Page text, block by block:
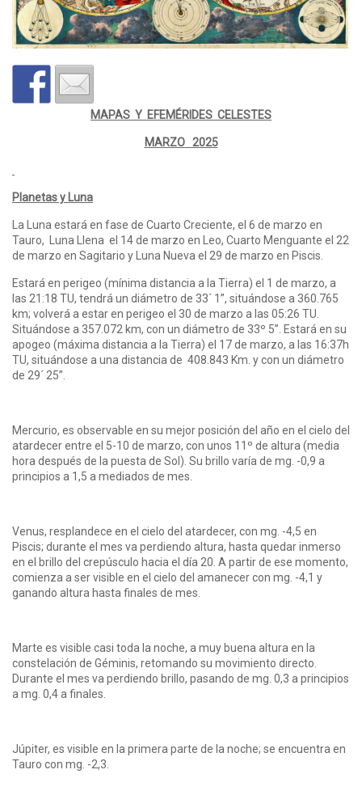
MAPAS Y EFEMÉRIDES CELESTES
MARZO 2025
Planetas y Luna
La Luna estará en fase de Cuarto Creciente, el 6 de marzo en
Tauro, Luna Llena el 14 de marzo en Leo, Cuarto Menguante el 22
de marzo en Sagitario y Luna Nueva el 29 de marzo en Piscis.
Estará en perigeo (mínima distancia a la Tierra) el 1 de marzo, a
las 21:18 TU, tendrá un diámetro de 33´ 1”, situándose a 360.765
km; volverá a estar en perigeo el 30 de marzo a las 05:26 TU.
Situándose a 357.072 km, con un diámetro de 33º 5”. Estará en su
apogeo (máxima distancia a la Tierra) el 17 de marzo, a las 16:37h
TU, situándose a una distancia de 408.843 Km. y con un diámetro
de 29´ 25”.
Mercurio, es observable en su mejor posición del año en el cielo del
atardecer entre el 5-10 de marzo, con unos 11º de altura (media
hora después de la puesta de Sol). Su brillo varía de mg. -0,9 a
principios a 1,5 a mediados de mes.
Venus, resplandece en el cielo del atardecer, con mg. -4,5 en
Piscis; durante el mes va perdiendo altura, hasta quedar inmerso
en el brillo del crepúsculo hacia el día 20. A partir de ese momento,
comienza a ser visible en el cielo del amanecer con mg. -4,1 y
ganando altura hasta finales de mes.
Marte es visible casi toda la noche, a muy buena altura en la
constelación de Géminis, retomando su movimiento directo.
Durante el mes va perdiendo brillo, pasando de mg. 0,3 a principios
a mg. 0,4 a finales.
Júpiter, es visible en la primera parte de la noche; se encuentra en
Tauro con mg. -2,3.